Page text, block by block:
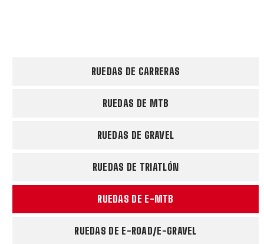
RUEDAS DE CARRERAS
RUEDAS DE MTB
RUEDAS DE GRAVEL
RUEDAS DE TRIATLÓN
RUEDAS DE E-MTB
RUEDAS DE E-ROAD/E-GRAVEL